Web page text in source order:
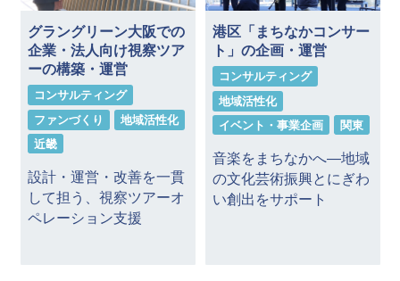
グラングリーン大阪での
企業・法人向け視察ツア
ーの構築・運営
コンサルティング
ファンづくり
地域活性化
近畿
設計・運営・改善を一貫
して担う、視察ツアーオ
ペレーション支援
港区「まちなかコンサー
ト」の企画・運営
コンサルティング
地域活性化
イベント・事業企画
関東
音楽をまちなかへ―地域
の文化芸術振興とにぎわ
い創出をサポート